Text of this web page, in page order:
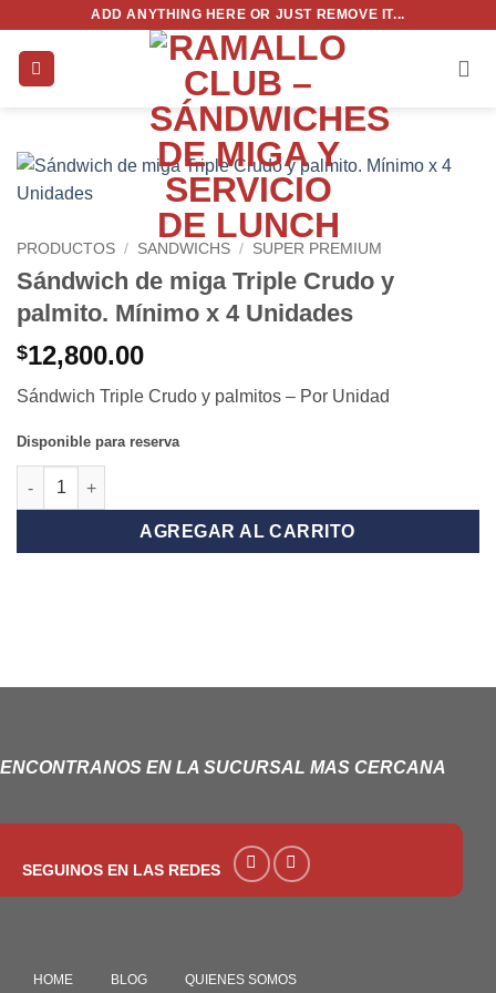
contenido
ADD ANYTHING HERE OR JUST REMOVE IT...
PRODUCTOS / SANDWICHS / SUPER PREMIUM
Sándwich de miga Triple Crudo y
palmito. Mínimo x 4 Unidades
$12,800.00
Sándwich Triple Crudo y palmitos – Por Unidad
Disponible para reserva
Sándwich de miga Triple Crudo y palmito. Mínimo x 4
AGREGAR AL CARRITO
ENCONTRANOS EN LA SUCURSAL MAS CERCANA
SEGUINOS EN LAS REDES
HOME BLOG QUIENES SOMOS